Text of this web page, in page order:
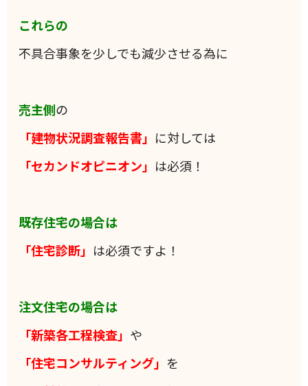
これらの
不具合事象を少しでも減少させる為に
売主側の
「建物状況調査報告書」 に対しては
「セカンドオピニオン」 は必須！
既存住宅の場合は
「住宅診断」 は必須ですよ！
注文住宅の場合は
「新築各工程検査」 や
「住宅コンサルティング」 を